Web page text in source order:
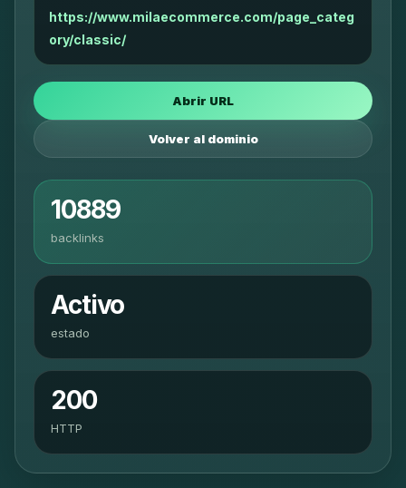
https://www.milaecommerce.com/page_categ
ory/classic/
Abrir URL
Volver al dominio
10889
backlinks
Activo
estado
200
HTTP